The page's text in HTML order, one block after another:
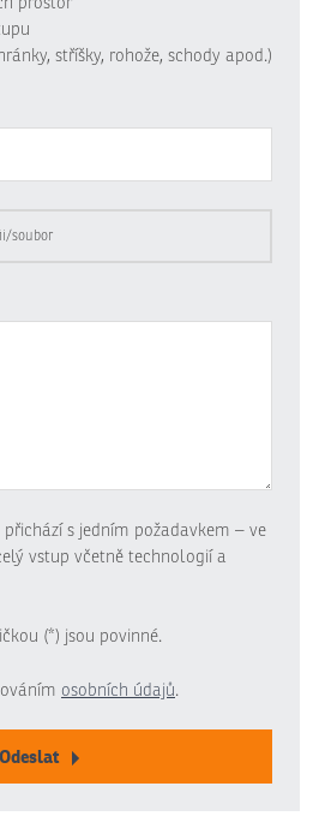
stříšky, rohože, schody apod.)
soubor
s jedním požadavkem – ve
vstup včetně technologií a
(*) jsou povinné.
osobních údajů.
Odeslat